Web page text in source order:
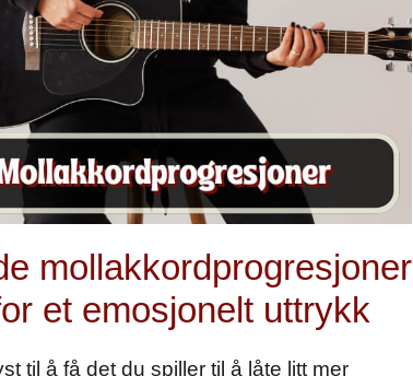
mollakkordprogresjoner
et emosjonelt uttrykk
til å få det du spiller til å låte litt mer